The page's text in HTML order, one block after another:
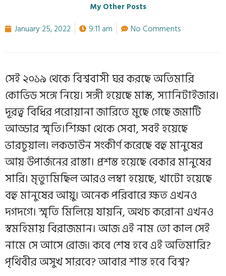
My Other Posts
January 25, 2022 9:11 am No Comments
সেই ২০১৯ থেকে বিশ্ববাসী ঘর করছে অতিমারি
কোভিড সঙ্গে নিয়ে। সঙ্গী হয়েছে মাস্ক, স্যানিটাইজার।
দূরত্ব বিধির পরোয়ানা জারিতে মুছে গেছে জমাটি
আড্ডার স্মৃতি।শিক্ষা থেকে সেবা, সবই হয়েছে
ভারচুয়াল। লকডাউন সংকীর্ণ করেছে বহু মানুষের
আয় উপার্জনের রাস্তা। প্রশস্ত হয়েছে বেকার মানুষের
সারি। মৃত্যুমিছিল আরও লম্বা হয়েছে, খাটো হয়েছে
বহু মানুষের আয়ু। অনেক পরিবারে ক্ষত এখনও
দগদগে। স্মৃতি মিলিয়ে যায়নি, অথচ করোনা এখনও
স্বমহিমায় বিরাজমান। আজ এই নাম তো কাল সেই
নামে সে আসে রোজ। কবে শেষ হবে এই অতিমারি?
পৃথিবীর অসুখ সারবে? আবার শান্ত হবে বিশ্ব?